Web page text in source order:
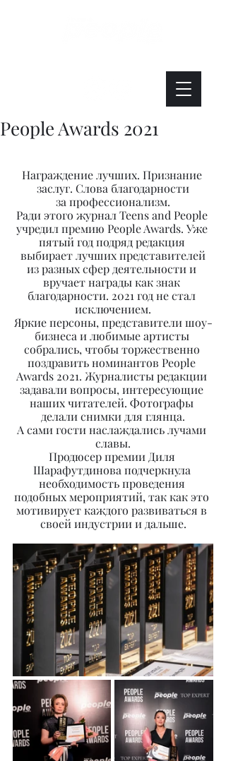
People Awards 2021
Награждение лучших. Признание
заслуг. Слова благодарности
за профессионализм.
Ради этого журнал Teens and People
учредил премию People Awards. Уже
пятый год подряд редакция
выбирает лучших представителей
из разных сфер деятельности и
вручает награды как знак
благодарности. 2021 год не стал
исключением.
Яркие персоны, представители шоу-
бизнеса и любимые артисты
собрались, чтобы торжественно
поздравить номинантов People
Awards 2021. Журналисты редакции
задавали вопросы, интересующие
наших читателей. Фотографы
делали снимки для глянца.
А сами гости наслаждались лучами
славы.
Продюсер премии Диля
Шарафутдинова подчеркнула
необходимость проведения
подобных мероприятий, так как это
мотивирует каждого развиваться в
своей индустрии и дальше.